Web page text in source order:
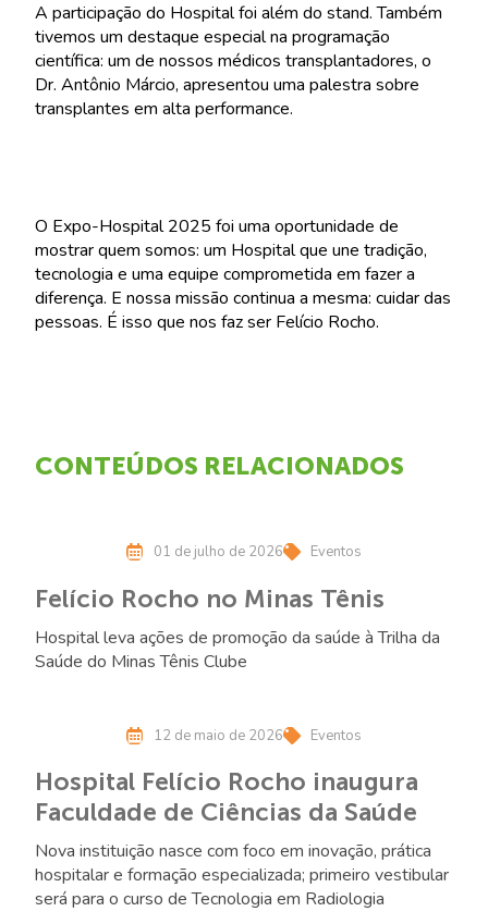
A participação do Hospital foi além do stand. Também
tivemos um destaque especial na programação
científica: um de nossos médicos transplantadores, o
Dr. Antônio Márcio, apresentou uma palestra sobre
transplantes em alta performance.
O Expo-Hospital 2025 foi uma oportunidade de
mostrar quem somos: um Hospital que une tradição,
tecnologia e uma equipe comprometida em fazer a
diferença. E nossa missão continua a mesma: cuidar das
pessoas. É isso que nos faz ser Felício Rocho.
CONTEÚDOS RELACIONADOS
01 de julho de 2026 Eventos
Felício Rocho no Minas Tênis
Hospital leva ações de promoção da saúde à Trilha da
Saúde do Minas Tênis Clube
12 de maio de 2026 Eventos
Hospital Felício Rocho inaugura
Faculdade de Ciências da Saúde
Nova instituição nasce com foco em inovação, prática
hospitalar e formação especializada; primeiro vestibular
será para o curso de Tecnologia em Radiologia